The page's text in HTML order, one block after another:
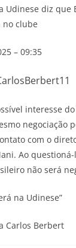
Udinese diz que
no clube
– 09:35
interesse do
negociação
com o
Ao
não será
na Udinese”
Carlos Berbert